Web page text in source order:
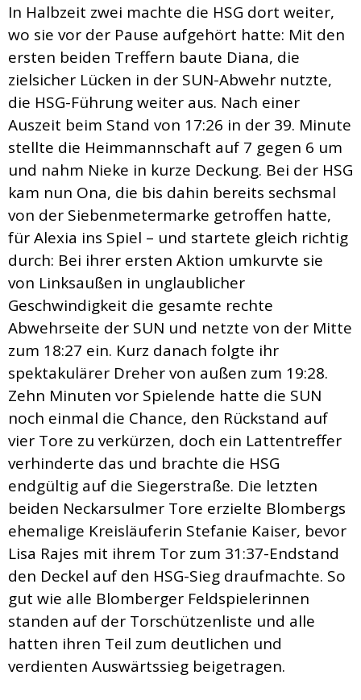
In Halbzeit zwei machte die HSG dort weiter,
wo sie vor der Pause aufgehört hatte: Mit den
ersten beiden Treffern baute Diana, die
zielsicher Lücken in der SUN-Abwehr nutzte,
die HSG-Führung weiter aus. Nach einer
Auszeit beim Stand von 17:26 in der 39. Minute
stellte die Heimmannschaft auf 7 gegen 6 um
und nahm Nieke in kurze Deckung. Bei der HSG
kam nun Ona, die bis dahin bereits sechsmal
von der Siebenmetermarke getroffen hatte,
für Alexia ins Spiel – und startete gleich richtig
durch: Bei ihrer ersten Aktion umkurvte sie
von Linksaußen in unglaublicher
Geschwindigkeit die gesamte rechte
Abwehrseite der SUN und netzte von der Mitte
zum 18:27 ein. Kurz danach folgte ihr
spektakulärer Dreher von außen zum 19:28.
Zehn Minuten vor Spielende hatte die SUN
noch einmal die Chance, den Rückstand auf
vier Tore zu verkürzen, doch ein Lattentreffer
verhinderte das und brachte die HSG
endgültig auf die Siegerstraße. Die letzten
beiden Neckarsulmer Tore erzielte Blombergs
ehemalige Kreisläuferin Stefanie Kaiser, bevor
Lisa Rajes mit ihrem Tor zum 31:37-Endstand
den Deckel auf den HSG-Sieg draufmachte. So
gut wie alle Blomberger Feldspielerinnen
standen auf der Torschützenliste und alle
hatten ihren Teil zum deutlichen und
verdienten Auswärtssieg beigetragen.